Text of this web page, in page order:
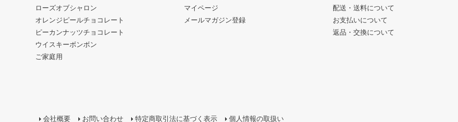
ローズオブシャロン
オレンジピールチョコレート
ピーカンナッツチョコレート
ウイスキーボンボン
ご家庭用
マイページ
メールマガジン登録
配送・送料について
お支払いについて
返品・交換について
会社概要 お問い合わせ 特定商取引法に基づく表示 個人情報の取扱い